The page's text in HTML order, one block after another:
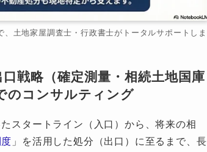
土地家屋調査士・行政書士がトータルサポートしま
戦略（確定測量・相続土地国庫
のコンサルティング
スタートライン（入口）から、将来の相
」を活用した処分（出口）に至るまで、長